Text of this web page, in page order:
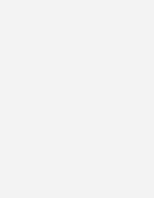
und
willkommen zu unserem KK-Newsletter 15-2016
In dieser Ausgabe lesen Sie u.a. ein
der Veranstaltungsleiterin der
von Rittal beschreibt die richtige Klimatisierung
Umgebung und Engie Refrigeration stellt
vor. Zudem präsentieren wir Ihnen wieder
aller Welt und möchten Sie mit unserer
Heft neugierig machen. Denn mit der
KK zeigen wir diesmal auf ca.190 Seiten nicht
unserer Branche. Es geht auch um
Ausbildung, Förderung von Anlagen und